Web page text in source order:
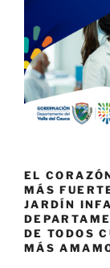
EL
MÁS
JARDÍN
DE TODOS
MÁS